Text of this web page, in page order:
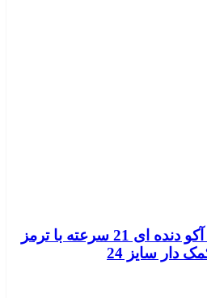
دوچرخه چیاوا مدل آکو دنده ای 21 سرعته با ترمز
سایز 24